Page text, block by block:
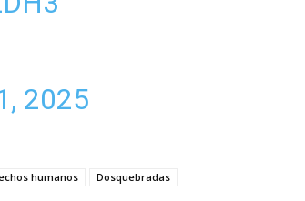
2025
humanos
Dosquebradas